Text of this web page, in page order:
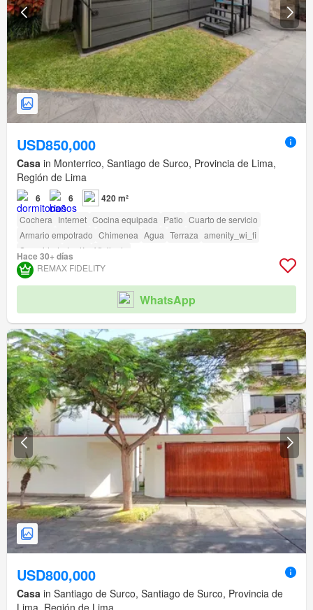
USD850,000
Casa in Monterrico, Santiago de Surco, Provincia de Lima,
Región de Lima
6 6 420 m²
Cochera Internet Cocina equipada Patio Cuarto de servicio
Armario empotrado Chimenea Agua Terraza amenity_wi_fi
Seguridad
Jardín Vigilante
Hace 30+ días
REMAX FIDELITY
WhatsApp
USD800,000
Casa in Santiago de Surco, Santiago de Surco, Provincia de